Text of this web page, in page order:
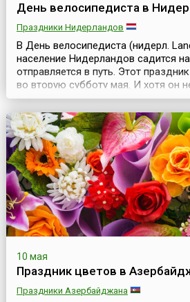
День велосипедиста в
Праздники Нидерландов
В День велосипедиста (нидерл.
население Нидерландов садится
отправляется в путь. Этот
во вторую субботу мая. И хотя он
официального статуса, но весьма
тому же, он совпадает с Днем
велосипедные маршруты для
посещения ветряных мельниц,
одним...
10 мая
Праздник цветов в
Праздники Азербайджана